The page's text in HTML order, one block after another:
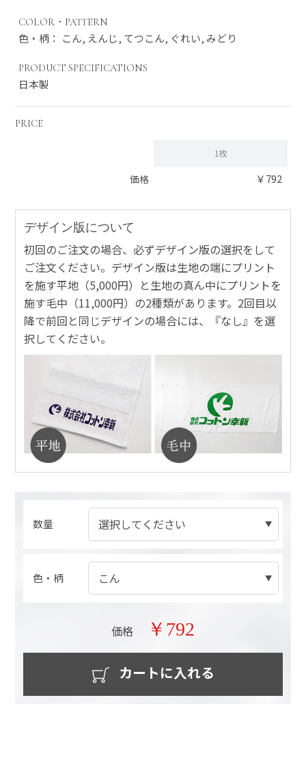
COLOR・PATTERN
色・柄： こん, えんじ, てつこん, ぐれい, みどり
PRODUCT SPECIFICATIONS
日本製
PRICE
1枚
価格 ￥792
デザイン版について
初回のご注文の場合、必ずデザイン版の選択をして
ご注文ください。デザイン版は生地の端にプリント
を施す平地（5,000円）と生地の真ん中にプリントを
施す毛中（11,000円）の2種類があります。2回目以
降で前回と同じデザインの場合には、『なし』を選
択してください。
数量
色・柄
価格 ￥792
カートに入れる